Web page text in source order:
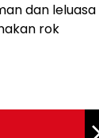
dan leluasa
rok